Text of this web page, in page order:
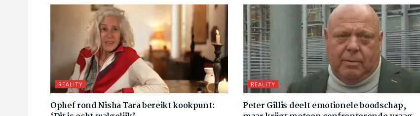
REALITY
Ophef rond Nisha Tara bereikt kookpunt:
REALITY
Peter Gillis deelt emotionele boodschap,